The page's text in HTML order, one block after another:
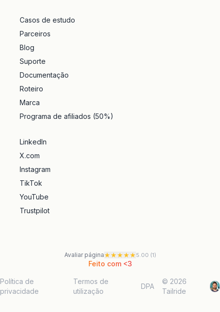
Casos de estudo
Parceiros
Blog
Suporte
Documentação
Roteiro
Marca
Programa de afiliados (50%)
LinkedIn
X.com
Instagram
TikTok
YouTube
Trustpilot
Avaliar página★★★★★ 5.00 (1)
Feito com <3
Política de
privacidade
Termos de
utilização
DPA
© 2026
Tailride